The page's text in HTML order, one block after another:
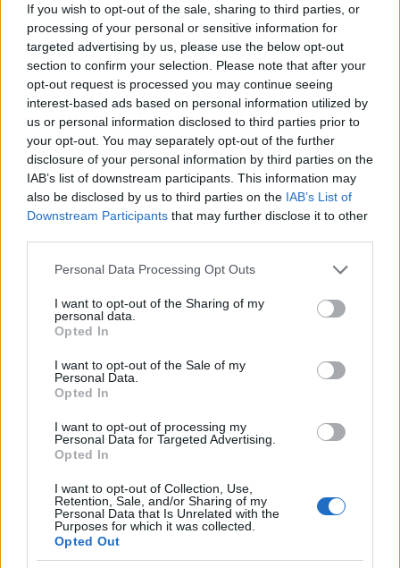
If you wish to opt-out of the sale, sharing to third parties, or
processing of your personal or sensitive information for
targeted advertising by us, please use the below opt-out
section to confirm your selection. Please note that after your
opt-out request is processed you may continue seeing
interest-based ads based on personal information utilized by
us or personal information disclosed to third parties prior to
your opt-out. You may separately opt-out of the further
disclosure of your personal information by third parties on the
IAB’s list of downstream participants. This information may
also be disclosed by us to third parties on the IAB’s List of
Downstream Participants that may further disclose it to other
Please note that this website/app uses one or more Google
not limited to your visit or usage behaviour. You may click to
grant or deny consent to Google and its third-party tags to
use your data for below specified purposes in below Google
consent section.
Personal Data Processing Opt Outs
I want to opt-out of the Sharing of my
personal data.
Opted In
I want to opt-out of the Sale of my
Personal Data.
Opted In
I want to opt-out of processing my
Personal Data for Targeted Advertising.
Opted In
I want to opt-out of Collection, Use,
Retention, Sale, and/or Sharing of my
Personal Data that Is Unrelated with the
Purposes for which it was collected.
Opted Out
Corso di laurea triennale in Economia e Finanza: sbocchi
professionali e obiettivi formativi
Francesca Galli · 5 Ago 2026
FINANZA
centesimi per ogni dollaro maschile
Francesca Spadaro · 5 Ago 2026
QUOTAZIONI CRYPTO